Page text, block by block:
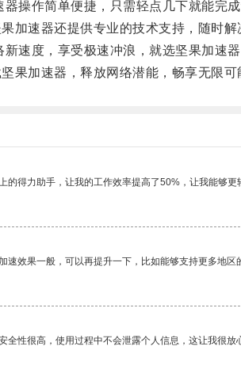
作简单便捷，只需轻点几下就能完成
速器还提供专业的技术支持，随时解
度，享受极速冲浪，就选坚果加速器
加速器，释放网络潜能，畅享无限可
的得力助手，让我的工作效率提高了50%，让我能够更
速效果一般，可以再提升一下，比如能够支持更多地区
全性很高，使用过程中不会泄露个人信息，这让我很